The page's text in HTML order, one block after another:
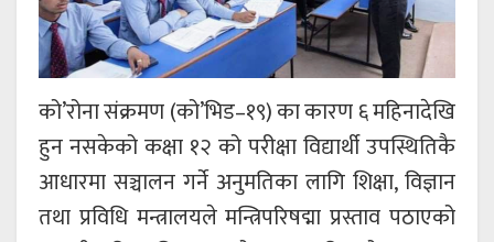
को’रोना संक्रमण (को’भिड–१९) का कारण ६ महिनादेखि
हुन नसकेको कक्षा १२ को परीक्षा विद्यार्थी उपस्थितिकै
आधारमा सञ्चालन गर्ने अनुमतिका लागि शिक्षा, विज्ञान
तथा प्रविधि मन्त्रालयले मन्त्रिपरिषद्मा प्रस्ताव पठाएको